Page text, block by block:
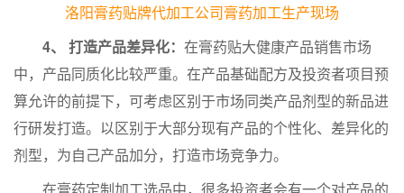
洛阳膏药贴牌代加工公司膏药加工生产现场
4、 打造产品差异化： 在膏药贴大健康产品销售市场
中，产品同质化比较严重。在产品基础配方及投资者项目预
算允许的前提下，可考虑区别于市场同类产品剂型的新品进
行研发打造。以区别于大部分现有产品的个性化、差异化的
剂型，为自己产品加分，打造市场竞争力。
在膏药定制加工选品中，很多投资者会有一个对产品的